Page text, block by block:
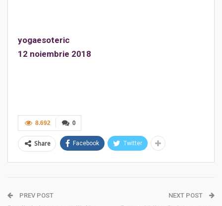
yogaesoteric
12 noiembrie 2018
0
8.692
Share Facebook Twitter
PREV POST NEXT POST